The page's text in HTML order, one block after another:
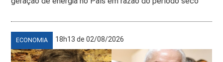
ECONOMIA 18h13 de 02/08/2026